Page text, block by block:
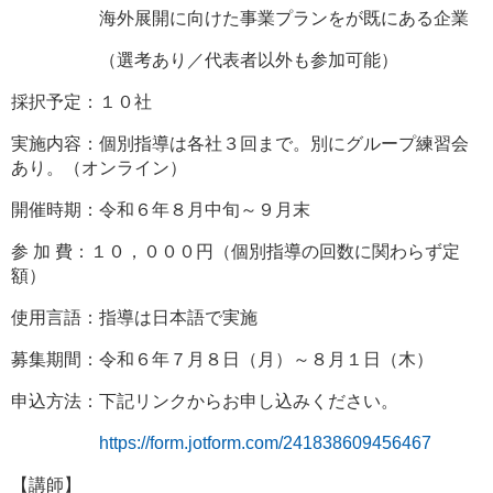
海外展開に向けた事業プランをが既にある企業
（選考あり／代表者以外も参加可能）
採択予定：１０社
実施内容：個別指導は各社３回まで。別にグループ練習会
あり。（オンライン）
開催時期：令和６年８月中旬～９月末
参 加 費：１０，０００円（個別指導の回数に関わらず定
額）
使用言語：指導は日本語で実施
募集期間：令和６年７月８日（月）～８月１日（木）
申込方法：下記リンクからお申し込みください。
https://form.jotform.com/241838609456467
【講師】